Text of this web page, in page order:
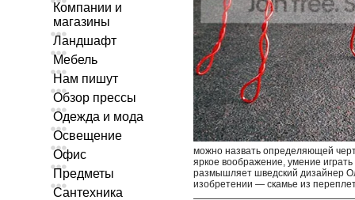
Компании и
магазины
Ландшафт
Мебель
Нам пишут
Обзор прессы
Одежда и мода
Освещение
Офис
Предметы
Сантехника
можно назвать определяющей
яркое воображение, умение
размышляет шведский дизайнер
изобретении — скамье из